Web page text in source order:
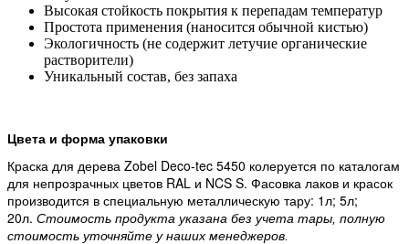
Высокая стойкость покрытия к перепадам температур
Простота применения (наносится обычной кистью)
Экологичность (не содержит летучие органические
растворители)
Уникальный состав, без запаха
Цвета и форма упаковки
Краска для дерева Zobel Deco-tec 5450 колеруется по каталогам
для непрозрачных цветов RAL и NCS S. Фасовка лаков и красок
производится в специальную металлическую тару: 1л; 5л;
20л. Стоимость продукта указана без учета тары, полную
стоимость уточняйте у наших менеджеров.